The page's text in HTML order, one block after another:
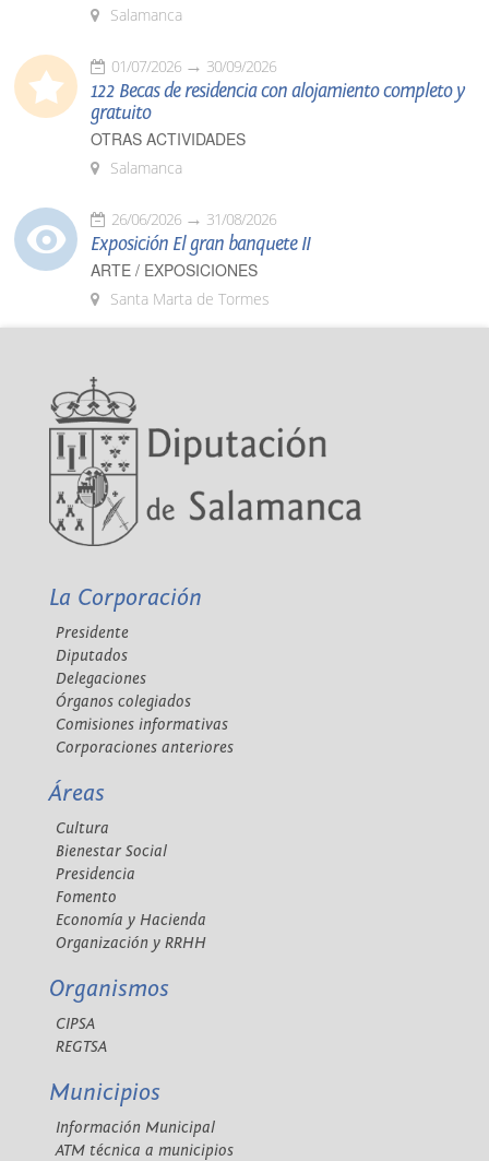
Salamanca
01/07/2026 30/09/2026
122 Becas de residencia con alojamiento completo y
gratuito
OTRAS ACTIVIDADES
Salamanca
26/06/2026 31/08/2026
Exposición El gran banquete II
ARTE / EXPOSICIONES
Santa Marta de Tormes
La Corporación
Presidente
Diputados
Delegaciones
Órganos colegiados
Comisiones informativas
Corporaciones anteriores
Áreas
Cultura
Bienestar Social
Presidencia
Fomento
Economía y Hacienda
Organización y RRHH
Organismos
CIPSA
REGTSA
Municipios
Información Municipal
ATM técnica a municipios